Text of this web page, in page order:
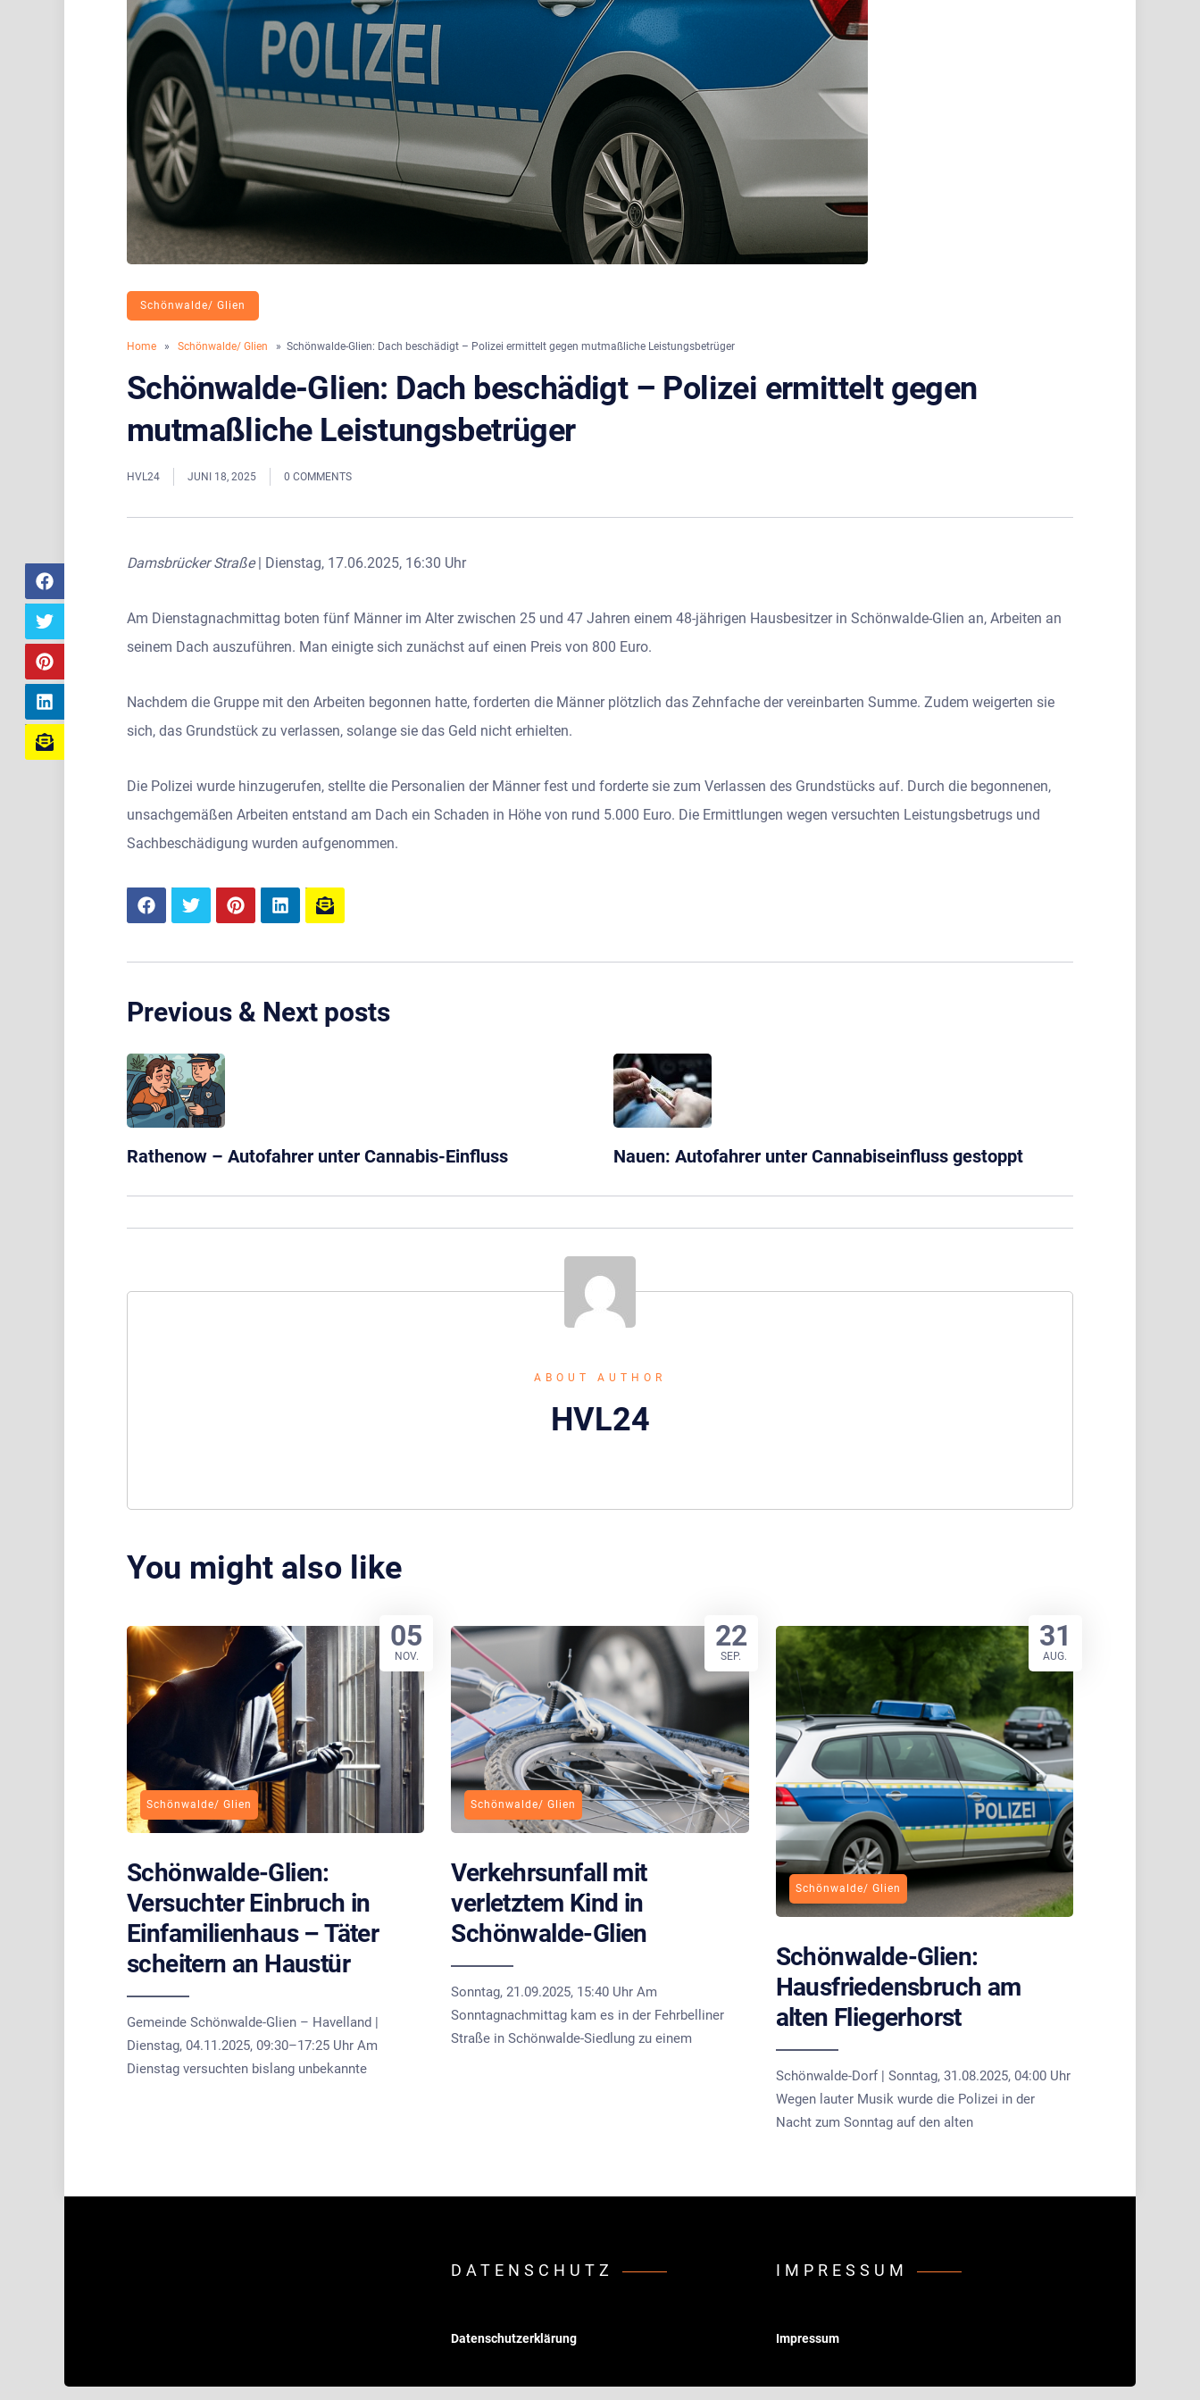
Schönwalde/ Glien
Home » Schönwalde/ Glien » Schönwalde-Glien: Dach beschädigt – Polizei ermittelt gegen mutmaßliche Leistungsbetrüger
Schönwalde-Glien: Dach beschädigt – Polizei ermittelt gegen
mutmaßliche Leistungsbetrüger
HVL24 JUNI 18, 2025 0 COMMENTS
Damsbrücker Straße| Dienstag, 17.06.2025, 16:30 Uhr
Am Dienstagnachmittag boten fünf Männer im Alter zwischen 25 und 47 Jahren einem 48-jährigen Hausbesitzer in Schönwalde-Glien an, Arbeiten an
seinem Dach auszuführen. Man einigte sich zunächst auf einen Preis von 800 Euro.
Nachdem die Gruppe mit den Arbeiten begonnen hatte, forderten die Männer plötzlich das Zehnfache der vereinbarten Summe. Zudem weigerten sie
sich, das Grundstück zu verlassen, solange sie das Geld nicht erhielten.
Die Polizei wurde hinzugerufen, stellte die Personalien der Männer fest und forderte sie zum Verlassen des Grundstücks auf. Durch die begonnenen,
unsachgemäßen Arbeiten entstand am Dach ein Schaden in Höhe von rund 5.000 Euro. Die Ermittlungen wegen versuchten Leistungsbetrugs und
Sachbeschädigung wurden aufgenommen.
Previous & Next posts
Rathenow – Autofahrer unter Cannabis-Einfluss Nauen: Autofahrer unter Cannabiseinfluss gestoppt
ABOUT AUTHOR
HVL24
You might also like
Schönwalde/ Glien
Schönwalde-Glien:
Versuchter Einbruch in
Einfamilienhaus – Täter
scheitern an Haustür
Gemeinde Schönwalde-Glien – Havelland |
Dienstag, 04.11.2025, 09:30–17:25 Uhr Am
Dienstag versuchten bislang unbekannte
05
NOV.
Schönwalde/ Glien
Verkehrsunfall mit
verletztem Kind in
Schönwalde-Glien
Sonntag, 21.09.2025, 15:40 Uhr Am
Sonntagnachmittag kam es in der Fehrbelliner
Straße in Schönwalde-Siedlung zu einem
22
SEP.
Schönwalde/ Glien
Schönwalde-Glien:
Hausfriedensbruch am
alten Fliegerhorst
Schönwalde-Dorf | Sonntag, 31.08.2025, 04:00 Uhr
Wegen lauter Musik wurde die Polizei in der
Nacht zum Sonntag auf den alten
31
AUG.
DATENSCHUTZ
Datenschutzerklärung
IMPRESSUM
Impressum